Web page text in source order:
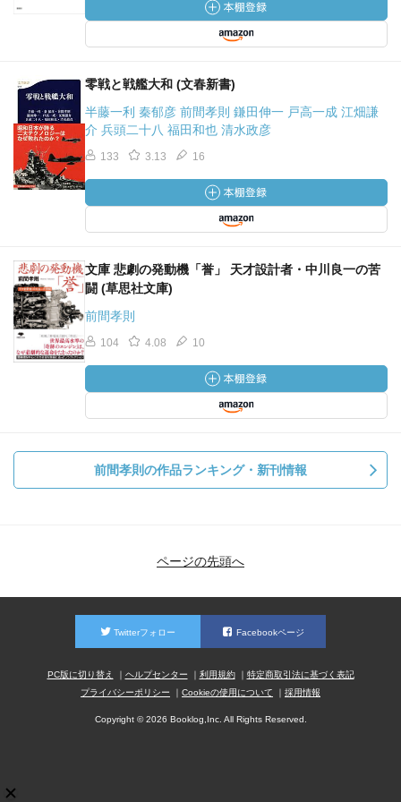
零戦と戦艦大和 (文春新書)
半藤一利 秦郁彦 前間孝則 鎌田伸一 戸高一成 江畑謙
介 兵頭二十八 福田和也 清水政彦
133 3.13 16
文庫 悲劇の発動機「誉」 天才設計者・中川良一の苦
闘 (草思社文庫)
前間孝則
104 4.08 10
前間孝則の作品ランキング・新刊情報
ページの先頭へ
Twitterフォロー Facebookページ
PC版に切り替え ヘルプセンター 利用規約
特定商取引法に基づく表記
プライバシーポリシー
Cookieの使用について 採用情報
Copyright © 2026 Booklog,Inc. All Rights Reserved.